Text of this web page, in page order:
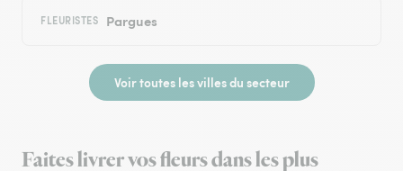
FLEURISTES Pargues
Voir toutes les villes du secteur
Faites livrer vos fleurs dans les plus